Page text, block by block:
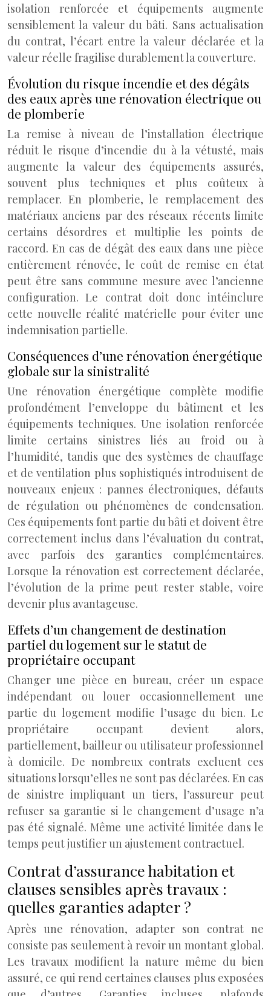
isolation renforcée et équipements augmente
sensiblement la valeur du bâti. Sans actualisation
du contrat, l’écart entre la valeur déclarée et la
valeur réelle fragilise durablement la couverture.
Évolution du risque incendie et des dégâts
des eaux après une rénovation électrique ou
de plomberie
La remise à niveau de l’installation électrique
réduit le risque d’incendie du à la vétusté, mais
augmente la valeur des équipements assurés,
souvent plus techniques et plus coûteux à
remplacer. En plomberie, le remplacement des
matériaux anciens par des réseaux récents limite
certains désordres et multiplie les points de
raccord. En cas de dégât des eaux dans une pièce
entièrement rénovée, le coût de remise en état
peut être sans commune mesure avec l’ancienne
configuration. Le contrat doit donc intéinclure
cette nouvelle réalité matérielle pour éviter une
indemnisation partielle.
Conséquences d’une rénovation énergétique
globale sur la sinistralité
Une rénovation énergétique complète modifie
profondément l’enveloppe du bâtiment et les
équipements techniques. Une isolation renforcée
limite certains sinistres liés au froid ou à
l’humidité, tandis que des systèmes de chauffage
et de ventilation plus sophistiqués introduisent de
nouveaux enjeux : pannes électroniques, défauts
de régulation ou phénomènes de condensation.
Ces équipements font partie du bâti et doivent être
correctement inclus dans l’évaluation du contrat,
avec parfois des garanties complémentaires.
Lorsque la rénovation est correctement déclarée,
l’évolution de la prime peut rester stable, voire
devenir plus avantageuse.
Effets d’un changement de destination
partiel du logement sur le statut de
propriétaire occupant
Changer une pièce en bureau, créer un espace
indépendant ou louer occasionnellement une
partie du logement modifie l’usage du bien. Le
propriétaire occupant devient alors,
partiellement, bailleur ou utilisateur professionnel
à domicile. De nombreux contrats excluent ces
situations lorsqu’elles ne sont pas déclarées. En cas
de sinistre impliquant un tiers, l’assureur peut
refuser sa garantie si le changement d’usage n’a
pas été signalé. Même une activité limitée dans le
temps peut justifier un ajustement contractuel.
Contrat d’assurance habitation et
clauses sensibles après travaux :
quelles garanties adapter ?
Après une rénovation, adapter son contrat ne
consiste pas seulement à revoir un montant global.
Les travaux modifient la nature même du bien
assuré, ce qui rend certaines clauses plus exposées